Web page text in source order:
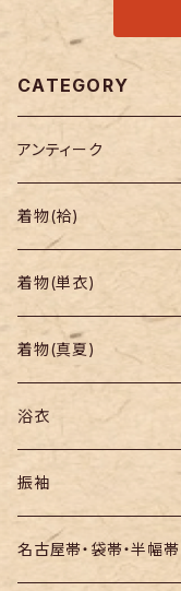
CATEGORY
アンティーク
着物
帯
羽織り・道行
着物(袷)
小紋
色無地・江戸小紋
紬
訪問着・付下
お召し
着物(単衣)
着物(真夏)
浴衣
セオα・ポリ
木綿・綿麻
振袖
名古屋帯・袋帯・半幅帯